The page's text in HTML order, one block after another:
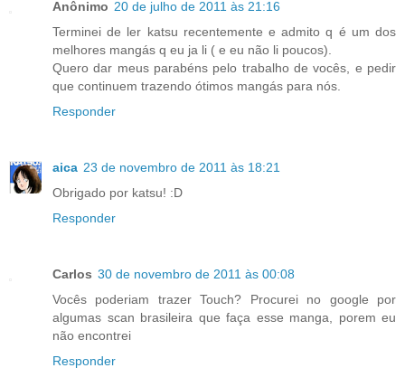
Anônimo 20 de julho de 2011 às 21:16
Terminei de ler katsu recentemente e admito q é um dos
melhores mangás q eu ja li ( e eu não li poucos).
Quero dar meus parabéns pelo trabalho de vocês, e pedir
que continuem trazendo ótimos mangás para nós.
Responder
aica 23 de novembro de 2011 às 18:21
Obrigado por katsu! :D
Responder
Carlos 30 de novembro de 2011 às 00:08
Vocês poderiam trazer Touch? Procurei no google por
algumas scan brasileira que faça esse manga, porem eu
não encontrei
Responder